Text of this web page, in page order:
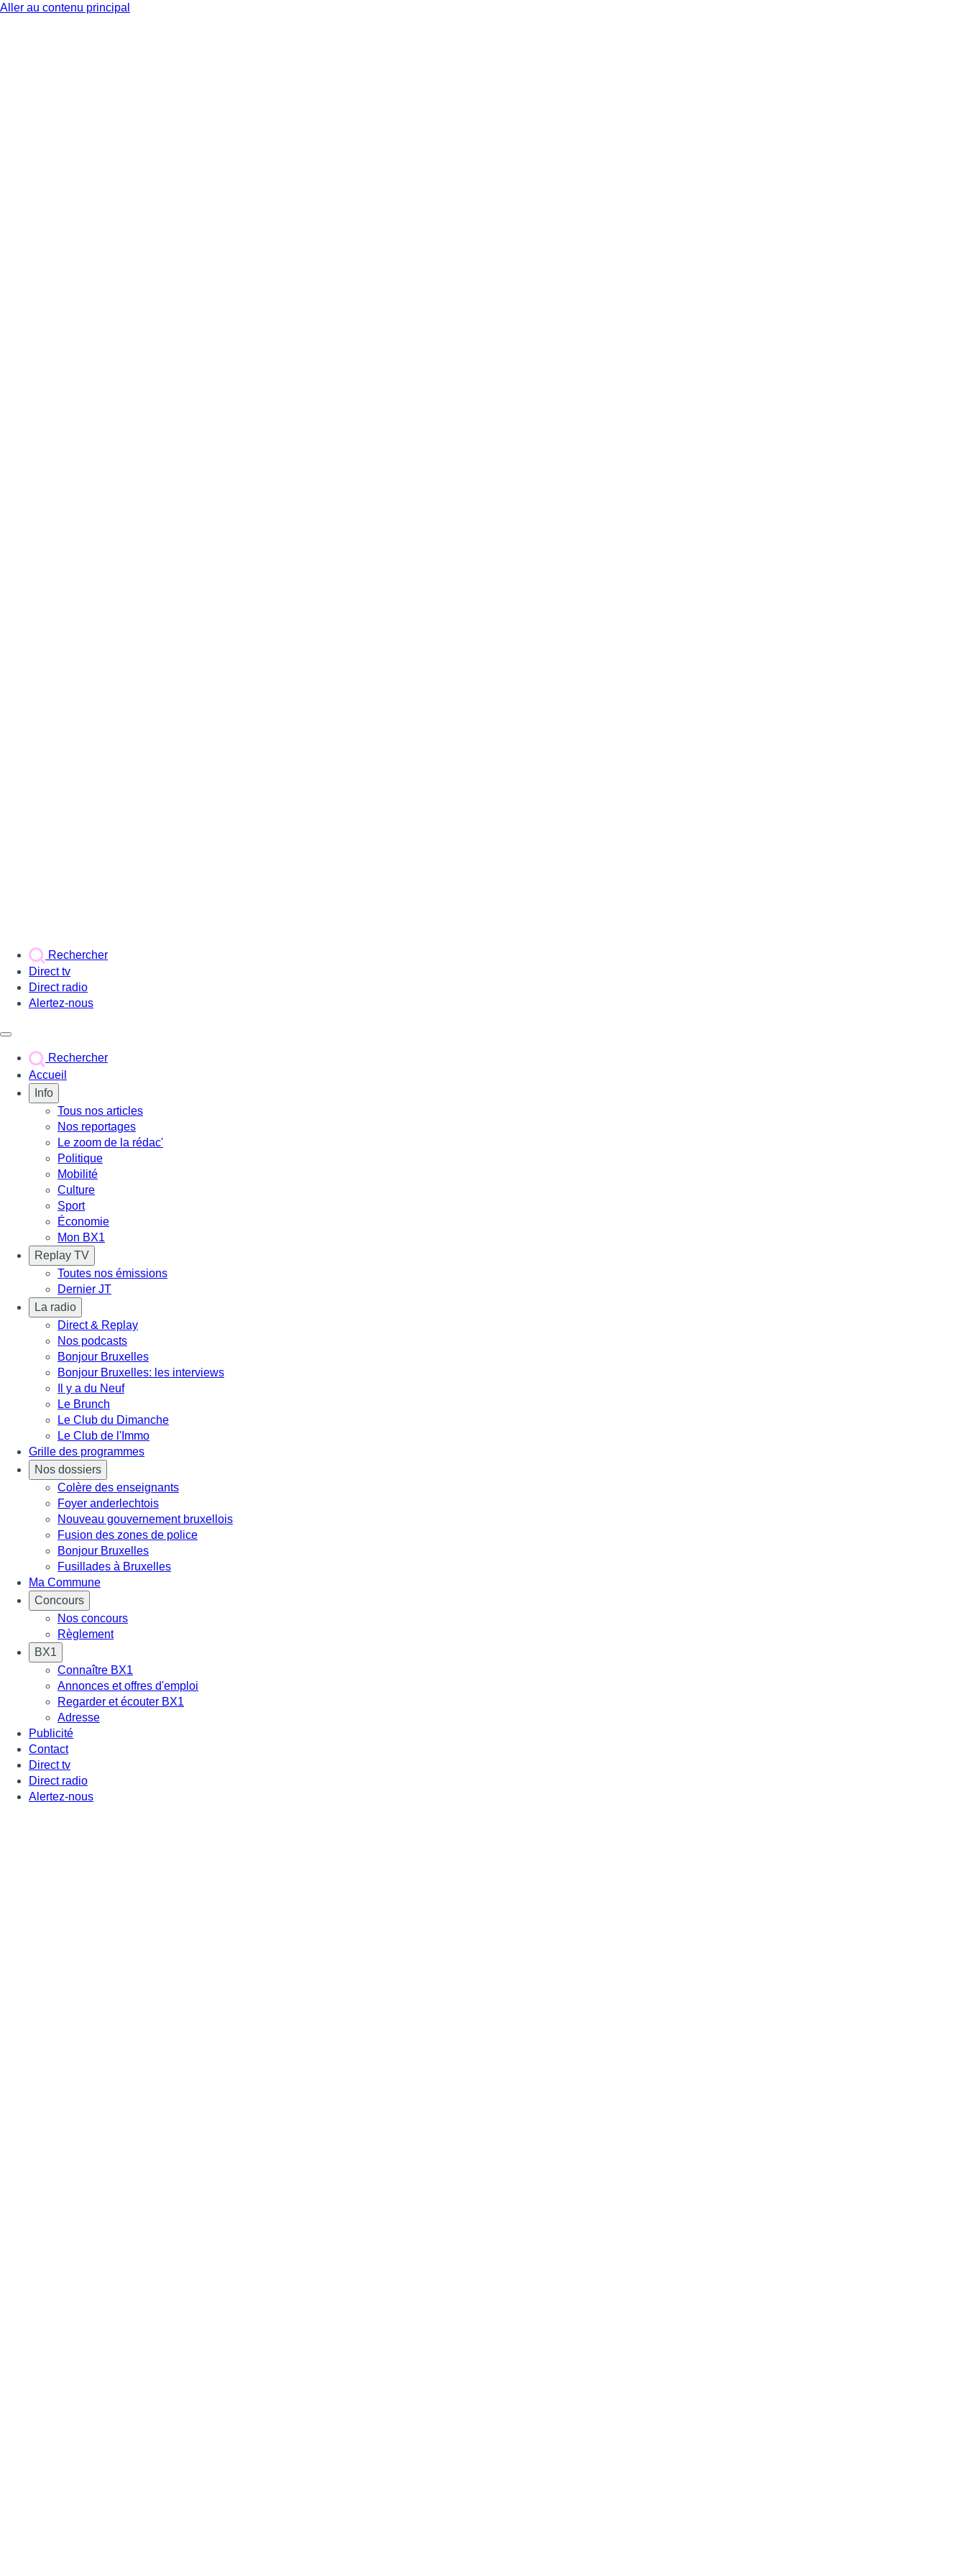
Aller au contenu principal
Rechercher
Direct tv
Direct radio
Alertez-nous
Rechercher
Accueil
Info
Tous nos articles
Nos reportages
Le zoom de la rédac'
Politique
Mobilité
Culture
Sport
Économie
Mon BX1
Replay TV
Toutes nos émissions
Dernier JT
La radio
Direct & Replay
Nos podcasts
Bonjour Bruxelles
Bonjour Bruxelles: les interviews
Il y a du Neuf
Le Brunch
Le Club du Dimanche
Le Club de l'Immo
Grille des programmes
Nos dossiers
Colère des enseignants
Foyer anderlechtois
Nouveau gouvernement bruxellois
Fusion des zones de police
Bonjour Bruxelles
Fusillades à Bruxelles
Ma Commune
Concours
Nos concours
Règlement
BX1
Connaître BX1
Annonces et offres d'emploi
Regarder et écouter BX1
Adresse
Publicité
Contact
Direct tv
Direct radio
Alertez-nous